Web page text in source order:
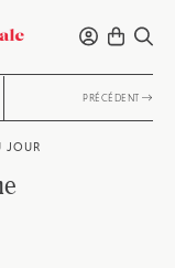
PRÉCÉDENT
JOUR